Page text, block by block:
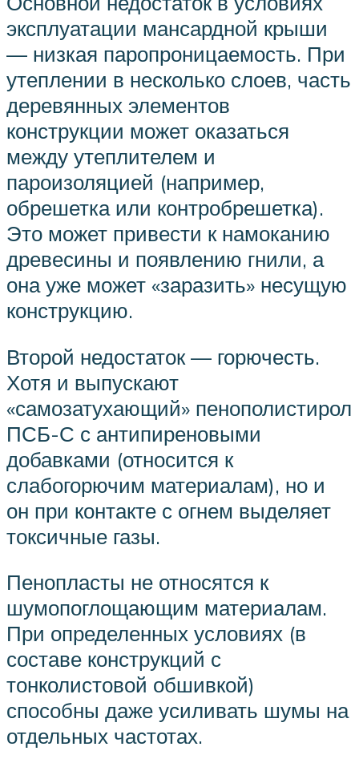
эксплуатации мансардной крыши
— низкая паропроницаемость. При
утеплении в несколько слоев, часть
деревянных элементов
конструкции может оказаться
между утеплителем и
пароизоляцией (например,
обрешетка или контробрешетка).
Это может привести к намоканию
древесины и появлению гнили, а
она уже может «заразить» несущую
конструкцию.
Второй недостаток — горючесть.
Хотя и выпускают
«самозатухающий» пенополистирол
ПСБ-С с антипиреновыми
добавками (относится к
слабогорючим материалам), но и
он при контакте с огнем выделяет
токсичные газы.
Пенопласты не относятся к
шумопоглощающим материалам.
При определенных условиях (в
составе конструкций с
тонколистовой обшивкой)
способны даже усиливать шумы на
отдельных частотах.